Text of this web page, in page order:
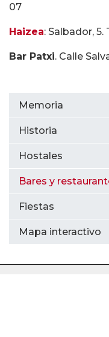
07
Haizea: Salbador, 5.
Bar Patxi. Calle
Memoria
Historia
Hostales
Bares y
Fiestas
Mapa interactivo